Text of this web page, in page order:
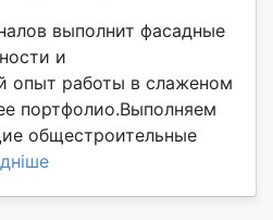
выполнит фасадные
и
опыт работы в слаженом
портфолио.Выполняем
общестроительные